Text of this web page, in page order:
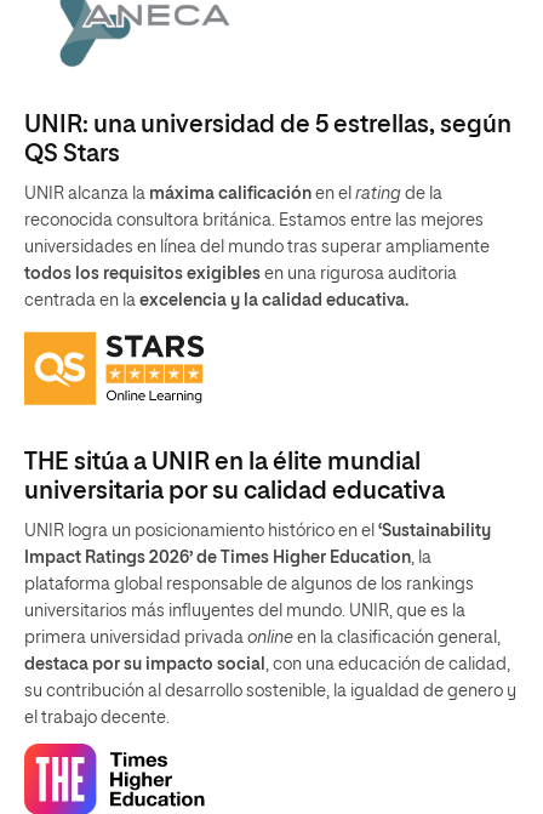
UNIR: una universidad de 5 estrellas, según
QS Stars
UNIR alcanza la máxima calificación en el rating de la
reconocida consultora británica. Estamos entre las mejores
universidades en línea del mundo tras superar ampliamente
todos los requisitos exigibles en una rigurosa auditoria
centrada en la excelencia y la calidad educativa.
THE sitúa a UNIR en la élite mundial
universitaria por su calidad educativa
UNIR logra un posicionamiento histórico en el ‘Sustainability
Impact Ratings 2026’ de Times Higher Education , la
plataforma global responsable de algunos de los rankings
universitarios más influyentes del mundo. UNIR, que es la
primera universidad privada online en la clasificación general,
destaca por su impacto social
, con una educación de calidad,
su contribución al desarrollo sostenible, la igualdad de genero y
el trabajo decente.